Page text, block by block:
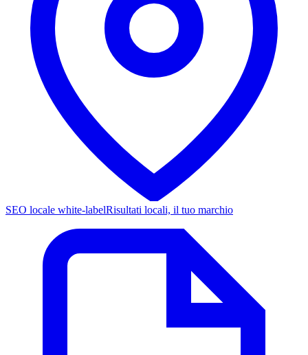
SEO locale white-labelRisultati locali, il tuo marchio